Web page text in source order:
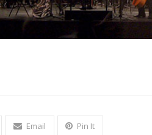
Email Pin It